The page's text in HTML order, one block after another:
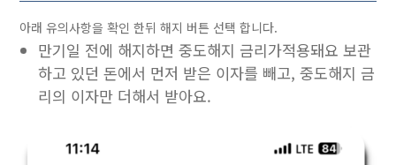
아래 유의사항을 확인 한뒤 해지 버튼 선택 합니다.
만기일 전에 해지하면 중도해지 금리가적용돼요 보관
하고 있던 돈에서 먼저 받은 이자를 빼고, 중도해지 금
리의 이자만 더해서 받아요.